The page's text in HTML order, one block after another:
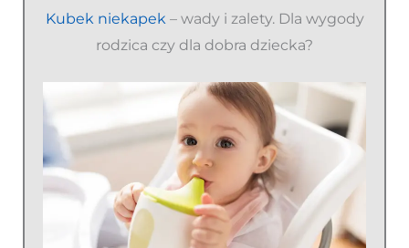
Kubek niekapek– wady i zalety. Dla wygody
rodzica czy dla dobra dziecka?